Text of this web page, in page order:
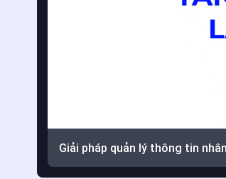
Giải pháp quản lý thông tin